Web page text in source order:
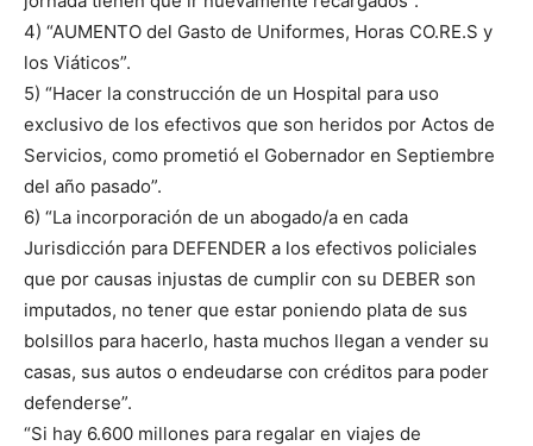
4) “AUMENTO del Gasto de Uniformes, Horas CO.RE.S y
los Viáticos”.
5) “Hacer la construcción de un Hospital para uso
exclusivo de los efectivos que son heridos por Actos de
Servicios, como prometió el Gobernador en Septiembre
del año pasado”.
6) “La incorporación de un abogado/a en cada
Jurisdicción para DEFENDER a los efectivos policiales
que por causas injustas de cumplir con su DEBER son
imputados, no tener que estar poniendo plata de sus
bolsillos para hacerlo, hasta muchos llegan a vender su
casas, sus autos o endeudarse con créditos para poder
defenderse”.
“Si hay 6.600 millones para regalar en viajes de